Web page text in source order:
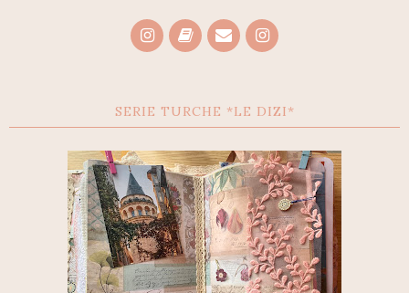
SERIE TURCHE *LE DIZI*